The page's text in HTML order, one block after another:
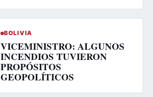
BOLIVIA
VICEMINISTRO: ALGUNOS
INCENDIOS TUVIERON
PROPÓSITOS
GEOPOLÍTICOS